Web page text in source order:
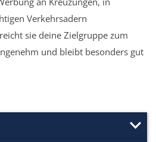
Verkehrsadern
sie deine Zielgruppe zum
und bleibt besonders gut